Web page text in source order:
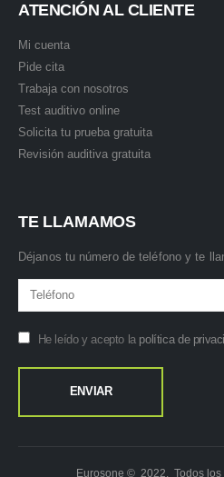
ATENCIÓN AL CLIENTE
Mi cuenta
Pide cita
Trabaja con nosotros
Test auditivo online
Solicita tu prueba gratuita
Revisión auditiva gratuita
TE LLAMAMOS
Déjanos tu número de teléfono y te
He leído y acepto la política de
Eurosone © 2022. Todos los